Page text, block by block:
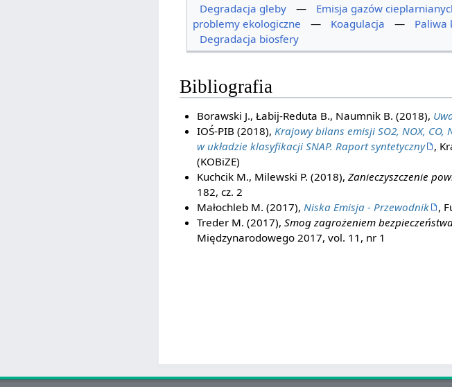
Degradacja gleby
— Emisja gazów
problemy ekologiczne
— Koagulacja — Paliwa
Degradacja biosfery
Bibliografia
Borawski J., Łabij-Reduta B., Naumnik B. (2018),
IOŚ-PIB (2018), Krajowy bilans emisji SO2, NOX, CO,
w układzie klasyfikacji SNAP. Raport syntetyczny
,
(KOBiZE)
Kuchcik M., Milewski P. (2018), Zanieczyszczenie
182, cz. 2
Małochleb M. (2017), Niska Emisja - Przewodnik
,
Treder M. (2017), Smog zagrożeniem
Międzynarodowego 2017, vol. 11, nr 1